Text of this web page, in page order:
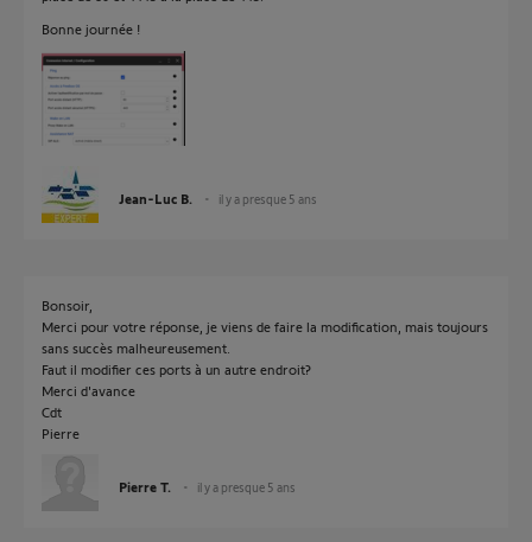
Bonne journée !
Jean-Luc B. il y a presque 5 ans
Bonsoir,
Merci pour votre réponse, je viens de faire la modification, mais toujours
sans succès malheureusement.
Faut il modifier ces ports à un autre endroit?
Merci d'avance
Cdt
Pierre
Pierre T. il y a presque 5 ans